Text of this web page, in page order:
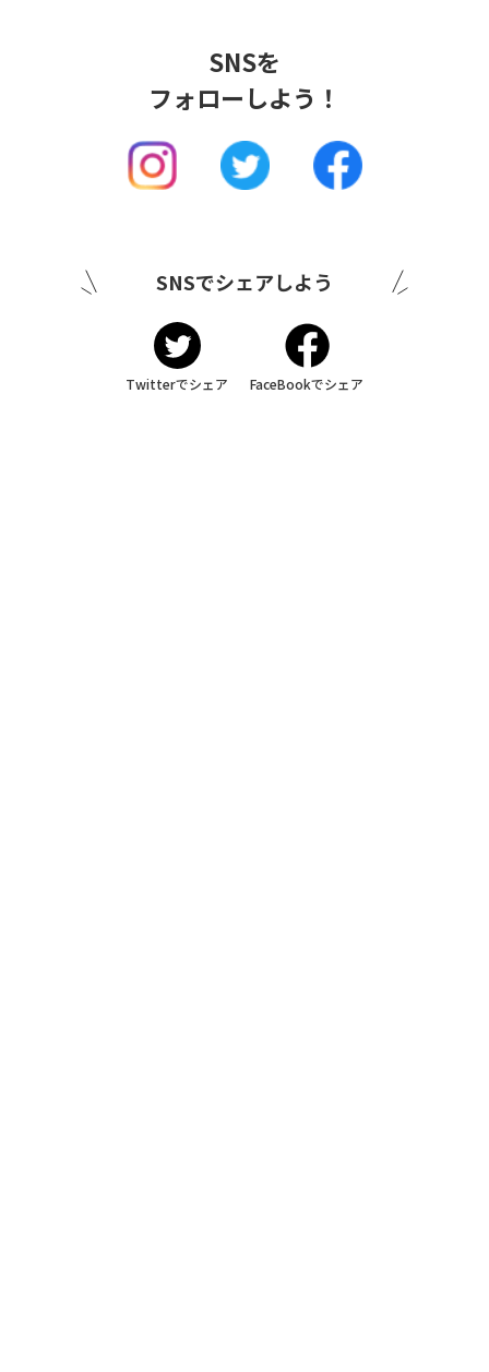
SNSを
フォローしよう！
SNSでシェアしよう
Twitterでシェア FaceBookでシェア